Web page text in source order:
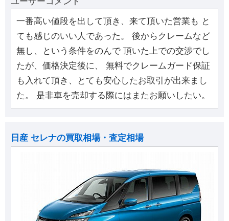
一番高い値段を出して頂き、来て頂いた営業も と
ても感じのいい人であった。 後からクレームなど
無し、という条件をのんで 頂いた上での交渉でし
たが、価格決定後に、 無料でクレームガード保証
も入れて頂き、とても安心したお取引が出来まし
た。 是非車を売却する際にはまたお願いしたい。
日産 セレナの買取相場・査定相場